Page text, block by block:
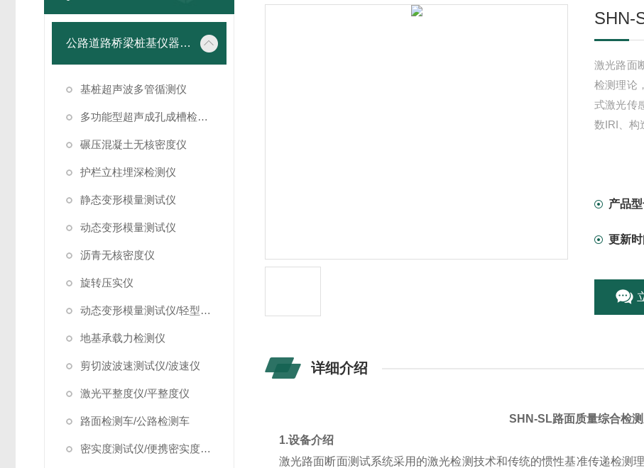
公路道路桥梁桩基仪器设备
基桩超声波多管循测仪
多功能型超声成孔成槽检测仪
碾压混凝土无核密度仪
护栏立柱埋深检测仪
静态变形模量测试仪
动态变形模量测试仪
沥青无核密度仪
旋转压实仪
动态变形模量测试仪/轻型落锤试验仪
地基承载力检测仪
剪切波波速测试仪/波速仪
激光平整度仪/平整度仪
路面检测车/公路检测车
密实度测试仪/便携密实度检测仪
SHN-
激光路面
检测理论
式激光传
数IRI、构
产品型
更新时
详细介绍
SHN-SL路面质量综合检
1.设备介绍
激光路面断面测试系统采用的激光检测技术和传统的惯性基准传递检测